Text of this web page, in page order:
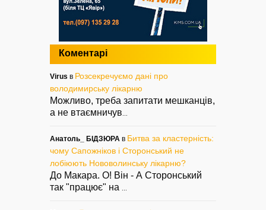
Коментарі
Virus в Розсекречуємо дані про
володимирську лікарню
Можливо, треба запитати мешканців,
а не втаємничув
Анатоль_ БІДЗЮРА в Битва за кластерність:
чому Сапожніков і Сторонський не
лобіюють Нововолинську лікарню?
До Макара. О! Він - А Сторонський
так "працює" на